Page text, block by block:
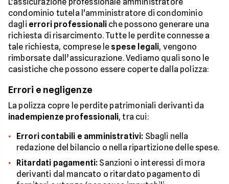
condominio tutela l'amministratore di condominio
dagli errori professionali che possono generare una
richiesta di risarcimento. Tutte le perdite connesse a
tale richiesta, comprese le spese legali, vengono
rimborsate dall’assicurazione. Vediamo quali sono le
casistiche che possono essere coperte dalla polizza:
Errori e negligenze
La polizza copre le perdite patrimoniali derivanti da
inadempienze professionali, tra cui:
Errori contabili e amministrativi: Sbagli nella
redazione del bilancio o nella ripartizione delle spese.
Ritardati pagamenti: Sanzioni o interessi di mora
derivanti dal mancato o ritardato pagamento di